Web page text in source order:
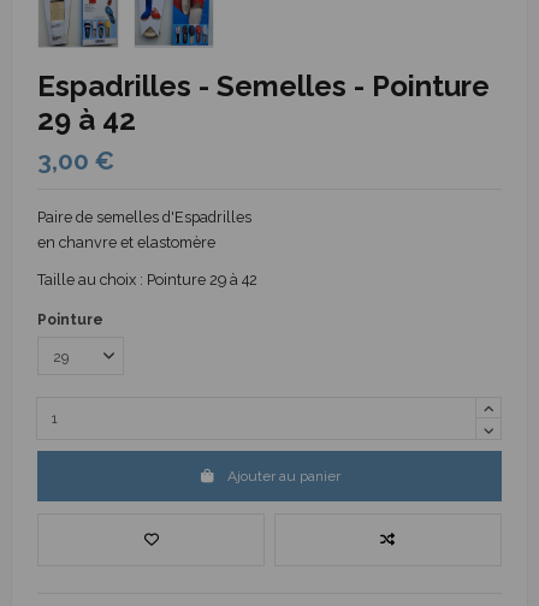
Espadrilles - Semelles - Pointure
29 à 42
3,00 €
Paire de semelles d'Espadrilles
en chanvre et elastomère
Taille au choix : Pointure 29 à 42
Pointure
Ajouter au panier